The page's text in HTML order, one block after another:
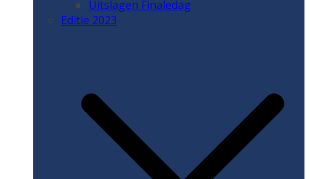
Uitslagen Finaledag
Editie 2023